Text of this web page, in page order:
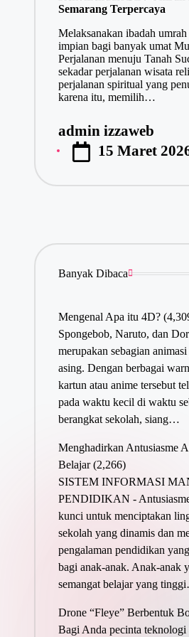
Semarang Terpercaya
Melaksanakan ibadah
impian bagi banyak umat
Perjalanan menuju Tanah
sekadar perjalanan wisata
perjalanan spiritual yang
karena itu, memilih…
Posted
by
admin izzaweb
15 Maret
Banyak Dibaca
Mengenal Apa itu 4D?
Spongebob, Naruto, dan
merupakan sebagian
asing. Dengan berbagai
kartun atau anime tersebut
pada waktu kecil di waktu
berangkat sekolah, siang…
Menghadirkan Antusiasme
Belajar (2,266)
SISTEM INFORMASI
PENDIDIKAN -
kunci untuk menciptakan
sekolah yang dinamis dan
pengalaman pendidikan
bagi anak-anak. Anak-anak
semangat belajar yang
Drone “Fleye” Berbentuk
Bagi Anda pecinta teknologi